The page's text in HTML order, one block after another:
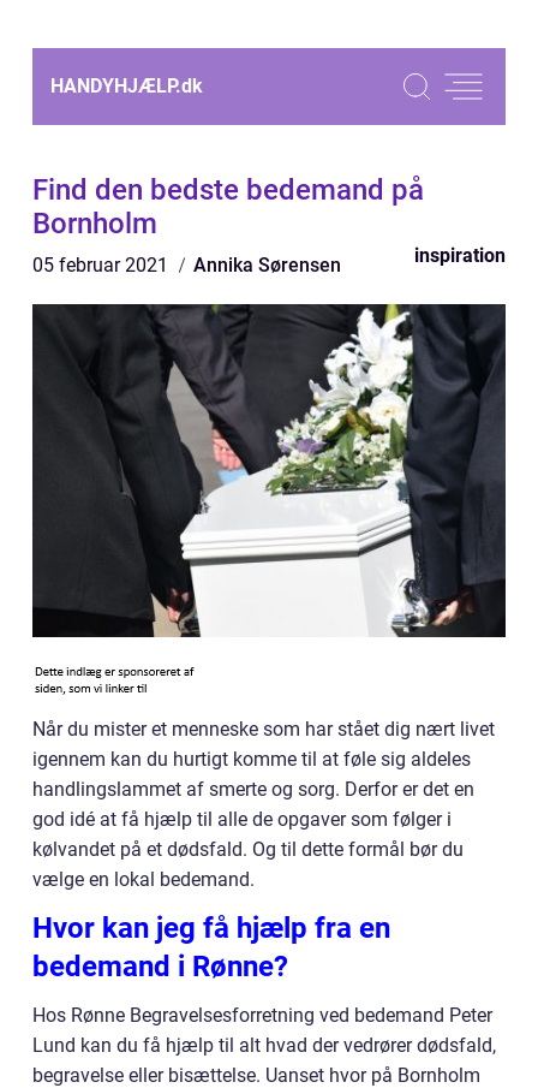
HANDYHJÆLP.dk
Find den bedste bedemand på
Bornholm
05 februar 2021 Annika Sørensen inspiration
Når du mister et menneske som har stået dig nært livet
igennem kan du hurtigt komme til at føle sig aldeles
handlingslammet af smerte og sorg. Derfor er det en
god idé at få hjælp til alle de opgaver som følger i
kølvandet på et dødsfald. Og til dette formål bør du
vælge en lokal bedemand.
Hvor kan jeg få hjælp fra en
bedemand i Rønne?
Hos Rønne Begravelsesforretning ved bedemand Peter
Lund kan du få hjælp til alt hvad der vedrører dødsfald,
begravelse eller bisættelse. Uanset hvor på Bornholm